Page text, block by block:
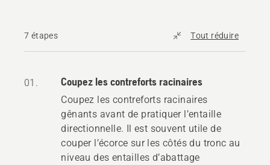
7 étapes Tout réduire
01. Coupez les contreforts racinaires
Coupez les contreforts racinaires
gênants avant de pratiquer l’entaille
directionnelle. Il est souvent utile de
couper l’écorce sur les côtés du tronc au
niveau des entailles d’abattage